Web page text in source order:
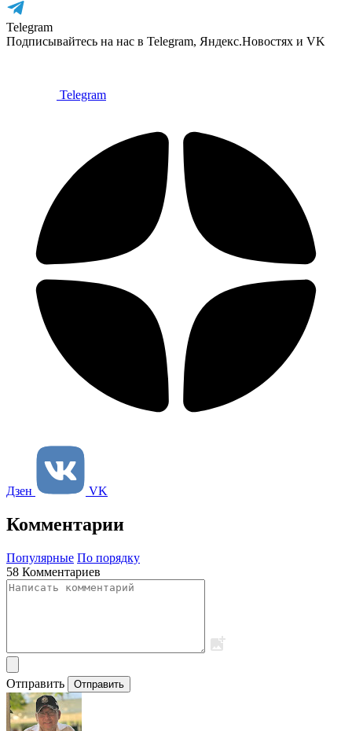
Telegram
Подписывайтесь на нас в Telegram, Яндекс.Новостях и VK
Telegram
Дзен VK
Комментарии
Популярные По порядку
58 Комментариев
Отправить Отправить